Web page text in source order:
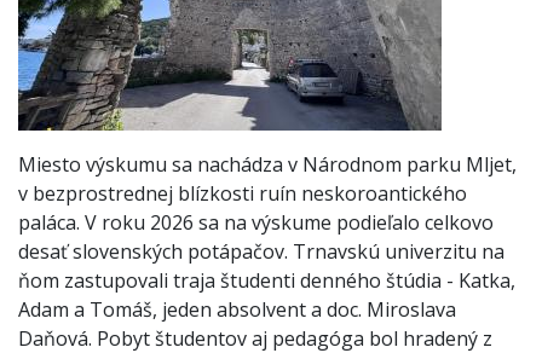
Miesto výskumu sa nachádza v Národnom parku Mljet,
v bezprostrednej blízkosti ruín neskoroantického
paláca. V roku 2026 sa na výskume podieľalo celkovo
desať slovenských potápačov. Trnavskú univerzitu na
ňom zastupovali traja študenti denného štúdia - Katka,
Adam a Tomáš, jeden absolvent a doc. Miroslava
Daňová. Pobyt študentov aj pedagóga bol hradený z